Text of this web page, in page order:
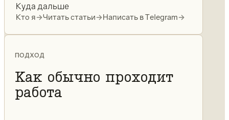
Куда дальше
Кто я→Читать статьи→Написать в Telegram→
ПОДХОД
Как обычно проходит
работа